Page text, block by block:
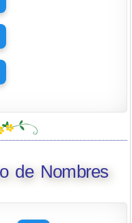
de Nombres